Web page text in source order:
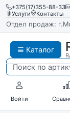
+375(17)355-88-33
Услуги
Контакты
Отдел продаж:
Каталог
Войти